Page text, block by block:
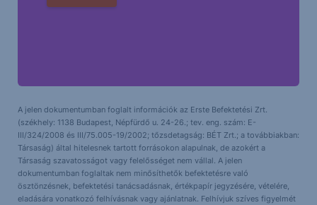
A jelen dokumentumban foglalt információk az Erste Befektetési Zrt.
(székhely: 1138 Budapest, Népfürdő u. 24-26.; tev. eng. szám: E-
III/324/2008 és III/75.005-19/2002; tőzsdetagság: BÉT Zrt.; a továbbiakban:
Társaság) által hitelesnek tartott forrásokon alapulnak, de azokért a
Társaság szavatosságot vagy felelősséget nem vállal. A jelen
dokumentumban foglaltak nem minősíthetők befektetésre való
ösztönzésnek, befektetési tanácsadásnak, értékpapír jegyzésére, vételére,
eladására vonatkozó felhívásnak vagy ajánlatnak. Felhívjuk szíves figyelmét